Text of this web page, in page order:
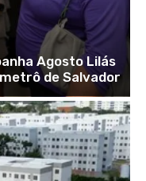
Agosto Lilás
de Salvador